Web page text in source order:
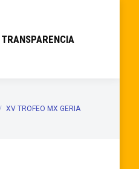
TRANSPARENCIA
XV TROFEO MX GERIA